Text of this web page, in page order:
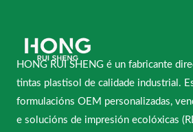
HONG RUI SHENG é un fabricante
tintas plastisol de calidade industrial.
formulacións OEM personalizadas,
e solucións de impresión ecolóxicas